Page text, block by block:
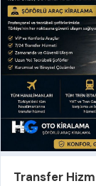
Transfer